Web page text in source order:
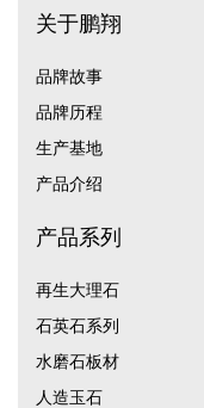
关于鹏翔
品牌故事
品牌历程
生产基地
产品介绍
产品系列
再生大理石
石英石系列
水磨石板材
人造玉石